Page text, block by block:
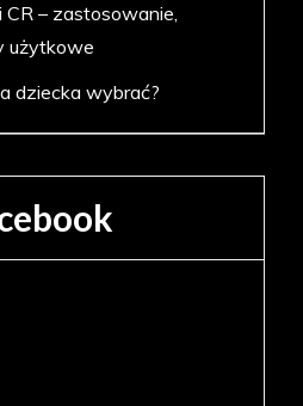
CR – zastosowanie,
użytkowe
dziecka wybrać?